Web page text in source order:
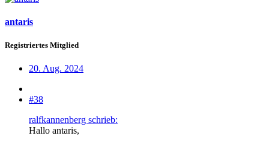
antaris
Registriertes Mitglied
20. Aug. 2024
#38
ralfkannenberg schrieb:
Hallo antaris,